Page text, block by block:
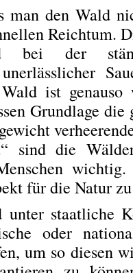
man den Wald
Reichtum.
bei der
ist
Grundlage die
sind die
für die Natur
staatliche
oder
um so diesen